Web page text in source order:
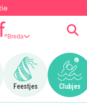
Breda
Uit eten
Feestjes
Ga naar Feestjes
Clubjes
Ga